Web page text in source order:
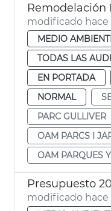
Remodelación
modificado hace
MEDIO
TODAS LAS
EN PORTADA
NORMAL
PARC GULLIVER
OAM PARCS I
OAM PARQUES
modificado hace